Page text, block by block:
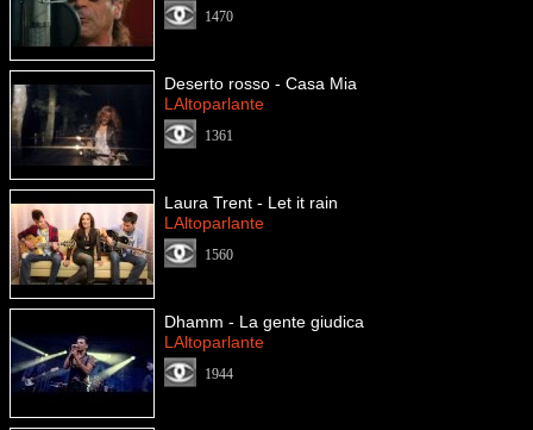
1470
Deserto rosso - Casa Mia
LAltoparlante
1361
Laura Trent - Let it rain
LAltoparlante
1560
Dhamm - La gente giudica
LAltoparlante
1944